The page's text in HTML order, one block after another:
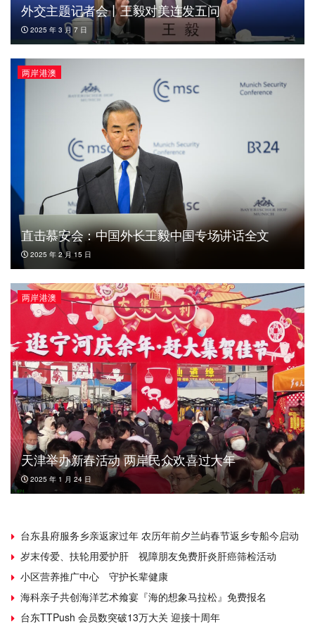
外交主题记者会丨王毅对美连发五问
2025 年 3 月 7 日
两岸港澳
直击慕安会：中国外长王毅中国专场讲话全文
2025 年 2 月 15 日
两岸港澳
天津举办新春活动 两岸民众欢喜过大年
2025 年 1 月 24 日
台东县府服务乡亲返家过年 农历年前夕兰屿春节返乡专船今启动
岁末传爱、扶轮用爱护肝 视障朋友免费肝炎肝癌筛检活动
小区营养推广中心 守护长辈健康
海科亲子共创海洋艺术飨宴『海的想象马拉松』免费报名
台东TTPush 会员数突破13万大关 迎接十周年